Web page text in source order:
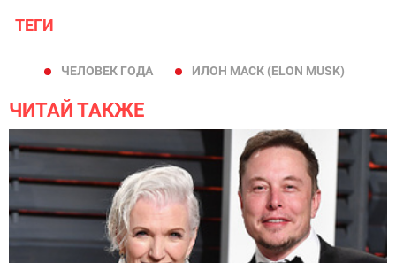
ТЕГИ
ЧЕЛОВЕК ГОДА ИЛОН МАСК (ELON MUSK)
ЧИТАЙ ТАКЖЕ